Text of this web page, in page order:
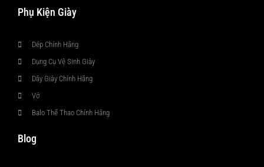
Phụ Kiện Giày
Dép Chính Hãng
Dụng Cụ Vệ Sinh Giày
Dây Giày Chính Hãng
Vớ
Balo Thể Thao Chính Hãng
Blog